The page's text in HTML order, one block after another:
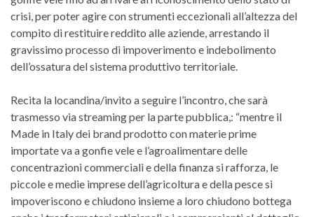
crisi, per poter agire con strumenti eccezionali all’altezza del
compito di restituire reddito alle aziende, arrestando il
gravissimo processo di impoverimento e indebolimento
dell’ossatura del sistema produttivo territoriale.
Recita la locandina/invito a seguire l’incontro, che sarà
trasmesso via streaming per la parte pubblica,: “mentre il
Made in Italy dei brand prodotto con materie prime
importate va a gonfie vele e l’agroalimentare delle
concentrazioni commerciali e della finanza si rafforza, le
piccole e medie imprese dell’agricoltura e della pesce si
impoveriscono e chiudono insieme a loro chiudono bottega